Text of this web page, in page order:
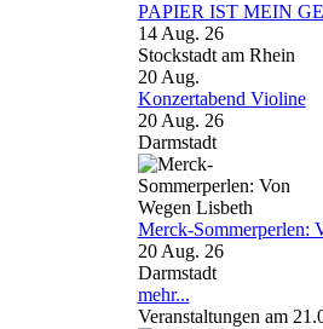
PAPIER IST MEIN
14 Aug. 26
Stockstadt am Rhein
20 Aug.
Konzertabend Violine
20 Aug. 26
Darmstadt
Merck-Sommerperlen:
20 Aug. 26
Darmstadt
mehr...
Veranstaltungen am